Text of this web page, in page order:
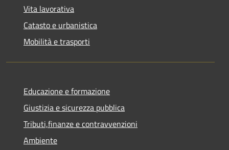
Vita lavorativa
Catasto e urbanistica
Mobilità e trasporti
Educazione e formazione
Giustizia e sicurezza pubblica
Tributi,finanze e contravvenzioni
Ambiente